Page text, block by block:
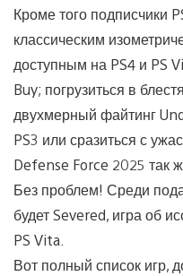
Кроме того подписчики
классическим
доступным на PS4 и PS
Buy; погрузиться в
двухмерный файтинг
PS3 или сразиться с
Defense Force 2025 так
Без проблем! Среди
будет Severed, игра об
PS Vita.
Вот полный список игр,